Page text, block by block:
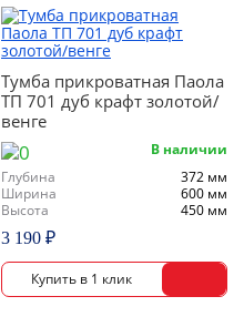
Тумба прикроватная Паола
ТП 701 дуб крафт золотой/
венге
В наличии
Глубина
372 мм
Ширина
600 мм
Высота
450 мм
3 190 ₽